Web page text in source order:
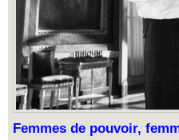
Femmes de pouvoir,